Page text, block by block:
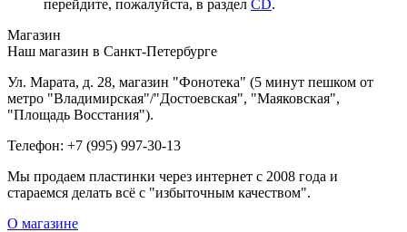
перейдите, пожалуйста, в раздел CD.
Магазин
Наш магазин в Санкт-Петербурге
Ул. Марата, д. 28, магазин "Фонотека" (5 минут пешком от
метро "Владимирская"/"Достоевская", "Маяковская",
"Площадь Восстания").
Телефон: +7 (995) 997-30-13
Мы продаем пластинки через интернет c 2008 года и
стараемся делать всё с "избыточным качеством".
О магазине